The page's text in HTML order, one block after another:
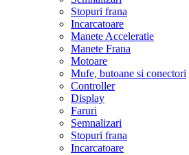
Stopuri frana
Incarcatoare
Manete Acceleratie
Manete Frana
Motoare
Mufe, butoane si conectori
Controller
Display
Faruri
Semnalizari
Stopuri frana
Incarcatoare